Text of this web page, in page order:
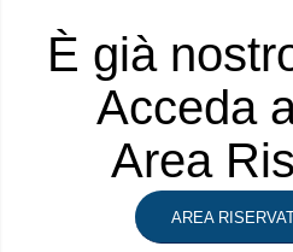
È già
Acceda
Area
AREA